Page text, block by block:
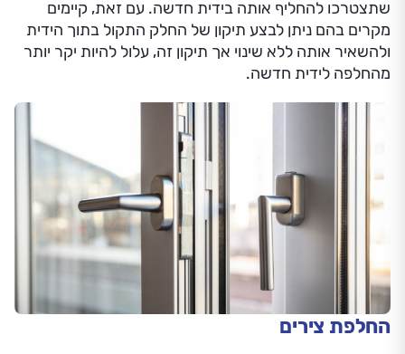
שתצטרכו להחליף אותה בידית חדשה. עם זאת, קיימים
מקרים בהם ניתן לבצע תיקון של החלק התקול בתוך הידית
ולהשאיר אותה ללא שינוי אך תיקון זה, עלול להיות יקר יותר
מהחלפה לידית חדשה.
החלפת צירים